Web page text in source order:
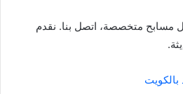
متخصصة، اتصل بنا. نقدم